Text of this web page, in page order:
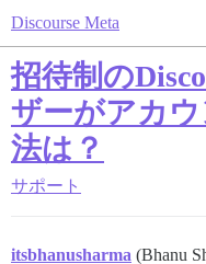
Discourse Meta
招待制の
ザーがアカ
法は？
サポート
itsbhanusharma (Bhanu